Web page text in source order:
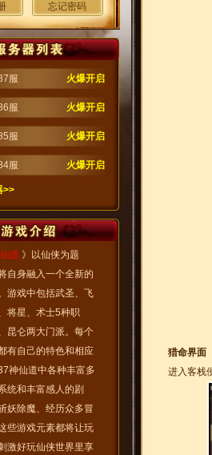
猎命界面
进入客栈
忘记密码
火爆开启
服
火爆开启
服
火爆开启
服
火爆开启
服
>>
道 》以仙侠为题
自身融入一个全新的
游戏中包括武圣、飞
将星、术士5种职
昆仑两大门派。每个
有自己的特色和相应
神仙道中各种丰富多
统和丰富感人的剧
妖除魔、经历众多冒
些游戏元素都将让玩
激好玩仙侠世界里享